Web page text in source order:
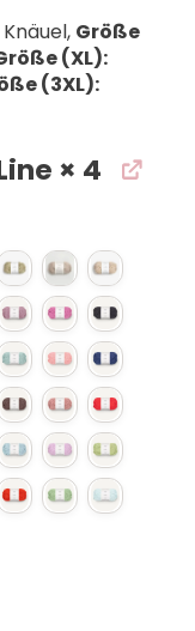
Größe
(XL):
(3XL):
× 4